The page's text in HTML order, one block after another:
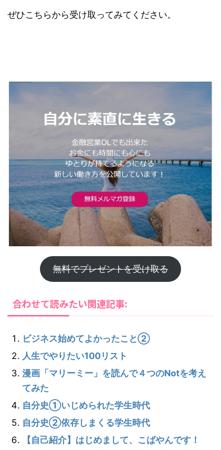
ぜひこちらから受け取ってみてください。
無料でプレゼントを受け取る
合わせて読みたい関連記事:
ビジネス始めてよかったこと②
人生でやりたい100リスト
漫画「マリーミー」を読んで４つのNotを考え
てみた
自分史①いじめられた学生時代
自分史②依存しまくる学生時代
【自己紹介】はじめまして、こばやんです！